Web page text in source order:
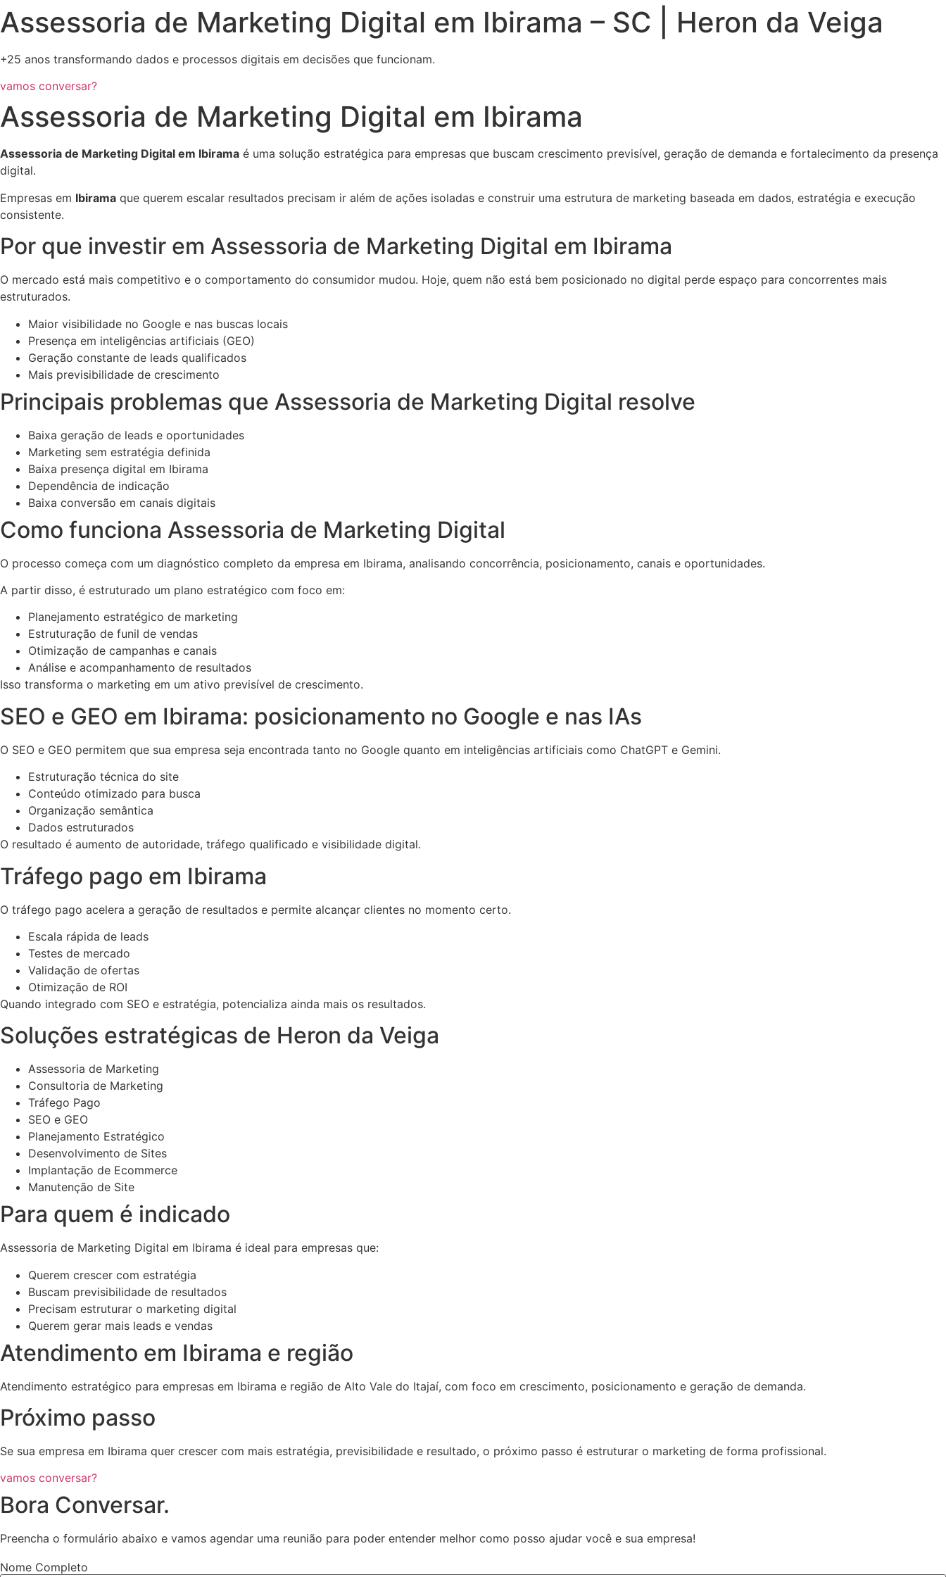
Assessoria de Marketing Digital em Ibirama – SC | Heron da Veiga
+25 anos transformando dados e processos digitais em decisões que funcionam.
vamos conversar?
Assessoria de Marketing Digital em Ibirama
Assessoria de Marketing Digital em Ibirama é uma solução estratégica para empresas que buscam crescimento previsível, geração de demanda e fortalecimento da presença
digital.
Empresas em Ibirama que querem escalar resultados precisam ir além de ações isoladas e construir uma estrutura de marketing baseada em dados, estratégia e execução
consistente.
Por que investir em Assessoria de Marketing Digital em Ibirama
O mercado está mais competitivo e o comportamento do consumidor mudou. Hoje, quem não está bem posicionado no digital perde espaço para concorrentes mais
estruturados.
Maior visibilidade no Google e nas buscas locais
Presença em inteligências artificiais (GEO)
Geração constante de leads qualificados
Mais previsibilidade de crescimento
Principais problemas que Assessoria de Marketing Digital resolve
Baixa geração de leads e oportunidades
Marketing sem estratégia definida
Baixa presença digital em Ibirama
Dependência de indicação
Baixa conversão em canais digitais
Como funciona Assessoria de Marketing Digital
O processo começa com um diagnóstico completo da empresa em Ibirama, analisando concorrência, posicionamento, canais e oportunidades.
A partir disso, é estruturado um plano estratégico com foco em:
Planejamento estratégico de marketing
Estruturação de funil de vendas
Otimização de campanhas e canais
Análise e acompanhamento de resultados
Isso transforma o marketing em um ativo previsível de crescimento.
SEO e GEO em Ibirama: posicionamento no Google e nas IAs
O SEO e GEO permitem que sua empresa seja encontrada tanto no Google quanto em inteligências artificiais como ChatGPT e Gemini.
Estruturação técnica do site
Conteúdo otimizado para busca
Organização semântica
Dados estruturados
O resultado é aumento de autoridade, tráfego qualificado e visibilidade digital.
Tráfego pago em Ibirama
O tráfego pago acelera a geração de resultados e permite alcançar clientes no momento certo.
Escala rápida de leads
Testes de mercado
Validação de ofertas
Otimização de ROI
Quando integrado com SEO e estratégia, potencializa ainda mais os resultados.
Soluções estratégicas de Heron da Veiga
Assessoria de Marketing
Consultoria de Marketing
Tráfego Pago
SEO e GEO
Planejamento Estratégico
Desenvolvimento de Sites
Implantação de Ecommerce
Manutenção de Site
Para quem é indicado
Assessoria de Marketing Digital em Ibirama é ideal para empresas que:
Querem crescer com estratégia
Buscam previsibilidade de resultados
Precisam estruturar o marketing digital
Querem gerar mais leads e vendas
Atendimento em Ibirama e região
Atendimento estratégico para empresas em Ibirama e região de Alto Vale do Itajaí, com foco em crescimento, posicionamento e geração de demanda.
Próximo passo
Se sua empresa em Ibirama quer crescer com mais estratégia, previsibilidade e resultado, o próximo passo é estruturar o marketing de forma profissional.
vamos conversar?
Bora Conversar.
Preencha o formulário abaixo e vamos agendar uma reunião para poder entender melhor como posso ajudar você e sua empresa!
Nome Completo